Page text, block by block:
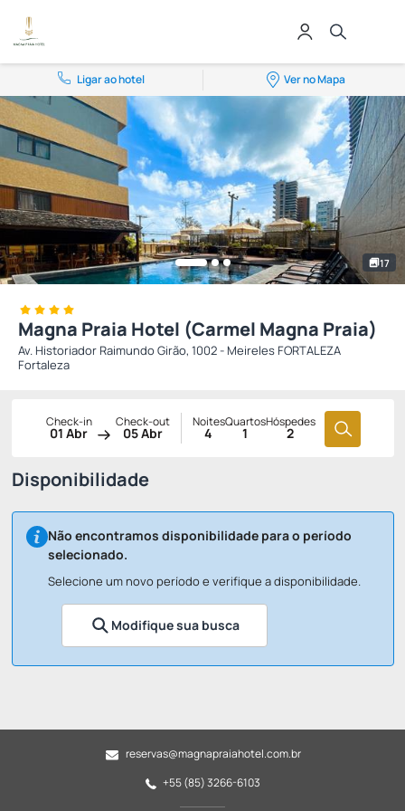
Ligar ao hotel Ver no Mapa
17
Magna Praia Hotel (Carmel Magna Praia)
Av. Historiador Raimundo Girão, 1002 - Meireles FORTALEZA
Fortaleza
Check-in
01 Abr
Check-out
05 Abr
Noites
4
Quartos
1
Hóspedes
2
Disponibilidade
Não encontramos disponibilidade para o período
selecionado.
Selecione um novo período e verifique a disponibilidade.
Modifique sua busca
reservas@magnapraiahotel.com.br
+55 (85) 3266-6103